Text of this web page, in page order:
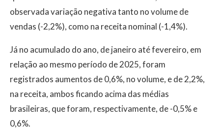
observada variação negativa tanto no volume de
vendas (-2,2%), como na receita nominal (-1,4%).
Já no acumulado do ano, de janeiro até fevereiro, em
relação ao mesmo período de 2025, foram
registrados aumentos de 0,6%, no volume, e de 2,2%,
na receita, ambos ficando acima das médias
brasileiras, que foram, respectivamente, de -0,5% e
0,6%.